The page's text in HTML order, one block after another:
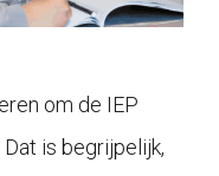
om de IEP
is begrijpelijk,